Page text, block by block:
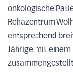
onkologische
Rehazentrum
entsprechend
Jährige mit einem